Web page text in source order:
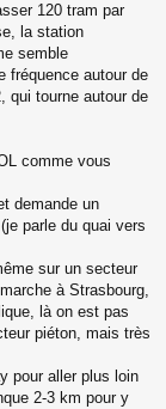
120 tram par
la station
semble
fréquence autour de
qui tourne autour de
comme vous
demande un
parle du quai vers
sur un secteur
à Strasbourg,
là on est pas
piéton, mais très
pour aller plus loin
2-3 km pour y